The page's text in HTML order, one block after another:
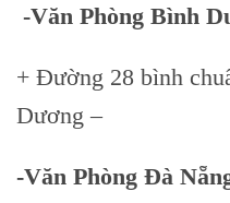
-Văn Phòng Bình
+ Đường 28 bình
Dương –
-Văn Phòng Đà